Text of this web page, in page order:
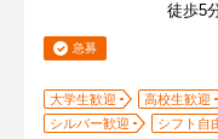
徒歩5
急募
大学生歓迎 高校生歓迎
シルバー歓迎
シフト自